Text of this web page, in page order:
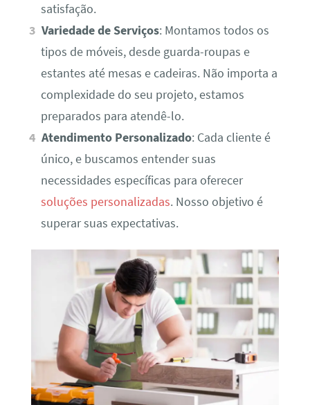
satisfação.
Variedade de Serviços: Montamos todos os
tipos de móveis, desde guarda-roupas e
estantes até mesas e cadeiras. Não importa a
complexidade do seu projeto, estamos
preparados para atendê-lo.
Atendimento Personalizado: Cada cliente é
único, e buscamos entender suas
necessidades específicas para oferecer
soluções personalizadas. Nosso objetivo é
superar suas expectativas.